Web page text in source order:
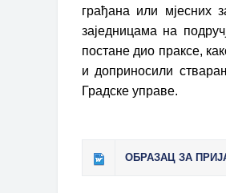
грађана или мјесних
заједницама на
постане дио праксе,
и доприносили
Градске управе.
ОБРАЗАЦ ЗА